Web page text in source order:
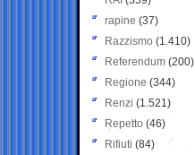
rapine (37)
Razzismo (1.410)
Referendum (200)
Regione (344)
Renzi (1.521)
Repetto (46)
Rifiuti (84)